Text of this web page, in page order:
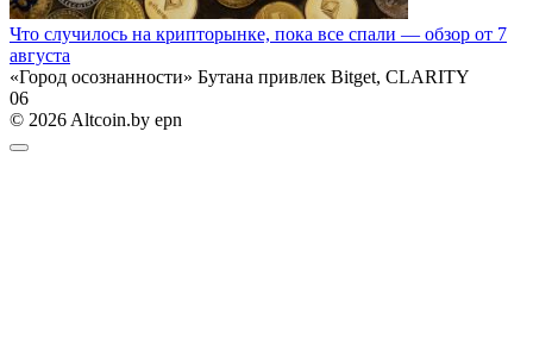
Что случилось на крипторынке, пока все спали — обзор от 7
августа
«Город осознанности» Бутана привлек Bitget, CLARITY
06
© 2026 Altcoin.by epn